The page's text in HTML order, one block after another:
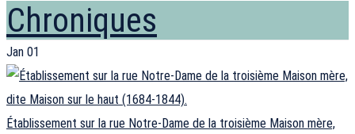
Chroniques
Jan 01
Établissement sur la rue Notre-Dame de la troisième Maison mère,